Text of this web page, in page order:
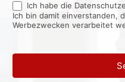
Ich habe die
Ich bin damit einverstanden,
Werbezwecken verarbeitet